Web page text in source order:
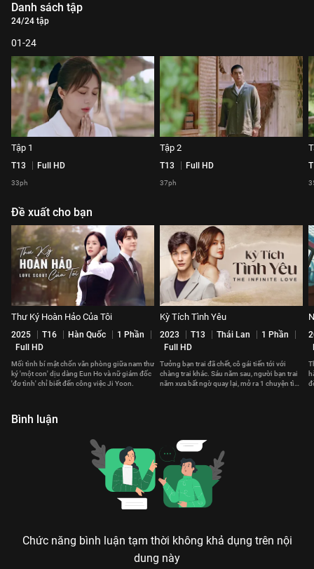
Danh sách tập
24/24 tập
01-24
Tập 1
T13 Full HD
33ph
Tập 2
T13 Full HD
37ph
Đề xuất cho bạn
Thư Ký Hoàn Hảo Của Tôi
2025 T16 Hàn Quốc
1 Phần
Full HD
Mối tình bí mật chốn văn phòng giữa nam thư
ký 'một con' dịu dàng Eun Ho và nữ giám đốc
'đơ tình' chỉ biết đến công việc Ji Yoon.
Kỳ Tích Tình Yêu
2023 T13 Thái Lan
1 Phần
Full HD
Tưởng bạn trai đã chết, cô gái tiến tới với
chàng trai khác. Sáu năm sau, người bạn trai
năm xưa bất ngờ quay lại, mở ra 1 chuyện tình
Bình luận
Chức năng bình luận tạm thời không khả dụng trên nội
dung này